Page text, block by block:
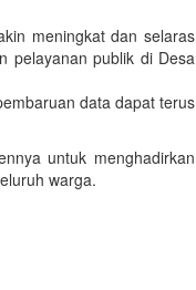
meningkat dan selaras
pelayanan publik di Desa
data dapat terus
untuk menghadirkan
warga.